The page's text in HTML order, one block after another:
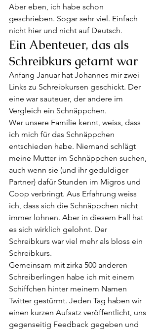
Aber eben, ich habe schon
geschrieben. Sogar sehr viel. Einfach
nicht hier und nicht auf Deutsch.
Ein Abenteuer, das als
Schreibkurs getarnt war
Anfang Januar hat Johannes mir zwei
Links zu Schreibkursen geschickt. Der
eine war sauteuer, der andere im
Vergleich ein Schnäppchen.
Wer unsere Familie kennt, weiss, dass
ich mich für das Schnäppchen
entschieden habe. Niemand schlägt
meine Mutter im Schnäppchen suchen,
auch wenn sie (und ihr geduldiger
Partner) dafür Stunden im Migros und
Coop verbringt. Aus Erfahrung weiss
ich, dass sich die Schnäppchen nicht
immer lohnen. Aber in diesem Fall hat
es sich wirklich gelohnt. Der
Schreibkurs war viel mehr als bloss ein
Schreibkurs.
Gemeinsam mit zirka 500 anderen
Schreiberlingen habe ich mit einem
Schiffchen hinter meinem Namen
Twitter gestürmt. Jeden Tag haben wir
einen kurzen Aufsatz veröffentlicht, uns
gegenseitig Feedback gegeben und